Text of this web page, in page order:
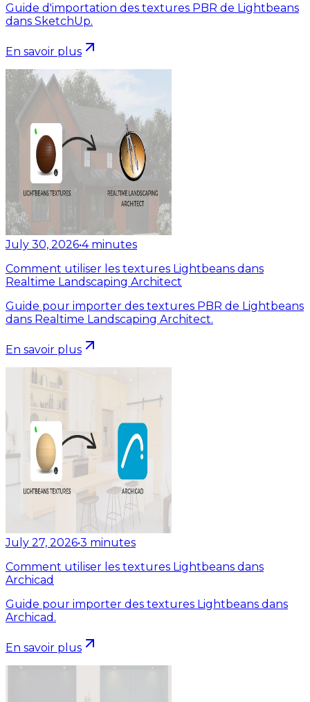
Guide d'importation des textures PBR de Lightbeans
dans SketchUp.
En savoir plus
July 30, 2026•4 minutes
Comment utiliser les textures Lightbeans dans
Realtime Landscaping Architect
Guide pour importer des textures PBR de Lightbeans
dans Realtime Landscaping Architect.
En savoir plus
July 27, 2026•3 minutes
Comment utiliser les textures Lightbeans dans
Archicad
Guide pour importer des textures Lightbeans dans
Archicad.
En savoir plus